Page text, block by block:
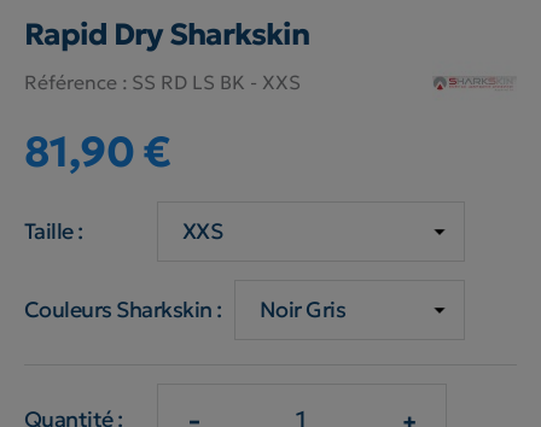
Rapid Dry Sharkskin
Référence : SS RD LS BK - XXS
81,90 €
Taille :
Couleurs Sharkskin :
Quantité : - +